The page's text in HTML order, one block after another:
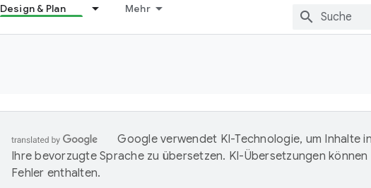
Design & Plan Mehr
Google verwendet KI-Technologie, um Inhalte in
Ihre bevorzugte Sprache zu übersetzen. KI-Übersetzungen können
Fehler enthalten.